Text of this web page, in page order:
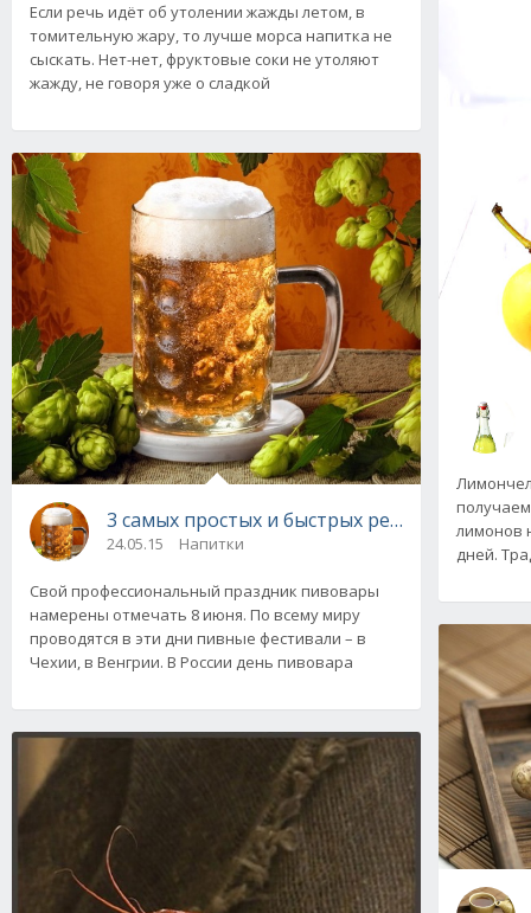
Если речь идёт об утолении жажды летом, в
томительную жару, то лучше морса напитка не
сыскать. Нет-нет, фруктовые соки не утоляют
жажду, не говоря уже о сладкой
3 самых простых и быстрых рецепта
24.05.15 Напитки
Свой профессиональный праздник пивовары
намерены отмечать 8 июня. По всему миру
проводятся в эти дни пивные фестивали – в
Чехии, в Венгрии. В России день пивовара
лимонов
дней.